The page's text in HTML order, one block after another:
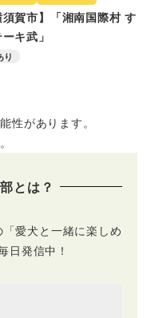
須賀市】「湘南国際村 す
キ武」
り
性があります。
とは？
愛犬と一緒に楽しめ
日発信中！